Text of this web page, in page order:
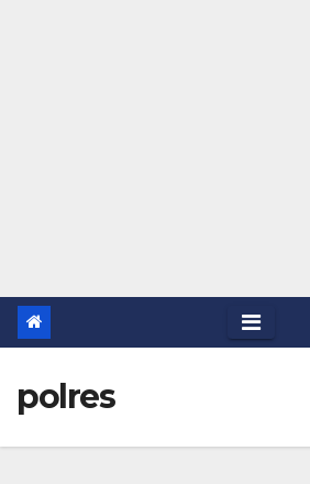
polres